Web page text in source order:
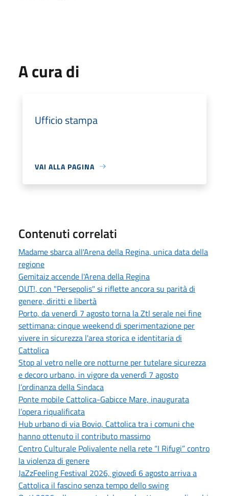
A cura di
Ufficio stampa
VAI ALLA PAGINA
Contenuti correlati
Madame sbarca all'Arena della Regina, unica data della
regione
Gemitaiz accende l'Arena della Regina
OUT!, con "Persepolis" si riflette ancora su parità di
genere, diritti e libertà
Porto, da venerdì 7 agosto torna la Ztl serale nei fine
settimana: cinque weekend di sperimentazione per
vivere in sicurezza l'area storica e identitaria di
Cattolica
Stop al vetro nelle ore notturne per tutelare sicurezza
e decoro urbano, in vigore da venerdì 7 agosto
l’ordinanza della Sindaca
Ponte mobile Cattolica-Gabicce Mare, inaugurata
l’opera riqualificata
Hub urbano di via Bovio, Cattolica tra i comuni che
hanno ottenuto il contributo massimo
Centro Culturale Polivalente nella rete “I Rifugi” contro
la violenza di genere
JaZzFeeling Festival 2026, giovedì 6 agosto arriva a
Cattolica il fascino senza tempo dello swing